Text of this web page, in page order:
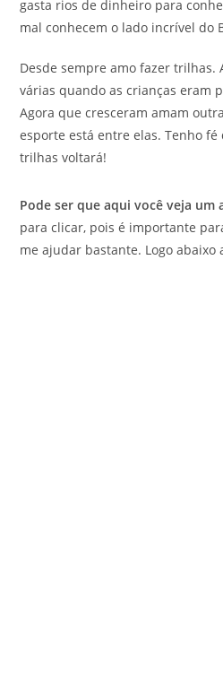
gasta rios de dinheiro para
mal conhecem o lado incrível do
Desde sempre amo fazer trilhas.
várias quando as crianças eram
Agora que cresceram amam
esporte está entre elas. Tenho
trilhas voltará!
Pode ser que aqui você veja um
para clicar, pois é importante
me ajudar bastante. Logo abaixo